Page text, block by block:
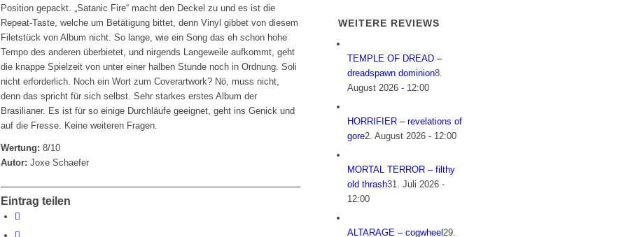
Position gepackt. „Satanic Fire“ macht den Deckel zu und es ist die
Repeat-Taste, welche um Betätigung bittet, denn Vinyl gibbet von diesem
Filetstück von Album nicht. So lange, wie ein Song das eh schon hohe
Tempo des anderen überbietet, und nirgends Langeweile aufkommt, geht
die knappe Spielzeit von unter einer halben Stunde noch in Ordnung. Soli
nicht erforderlich. Noch ein Wort zum Coverartwork? Nö, muss nicht,
denn das spricht für sich selbst. Sehr starkes erstes Album der
Brasilianer. Es ist für so einige Durchläufe geeignet, geht ins Genick und
auf die Fresse. Keine weiteren Fragen.
Wertung: 8/10
Autor: Joxe Schaefer
Eintrag teilen
WEITERE REVIEWS
TEMPLE OF DREAD –
dreadspawn dominion8.
August 2026 - 12:00
HORRIFIER – revelations of
gore2. August 2026 - 12:00
MORTAL TERROR – filthy
old thrash31. Juli 2026 -
12:00
ALTARAGE – cogwheel29.